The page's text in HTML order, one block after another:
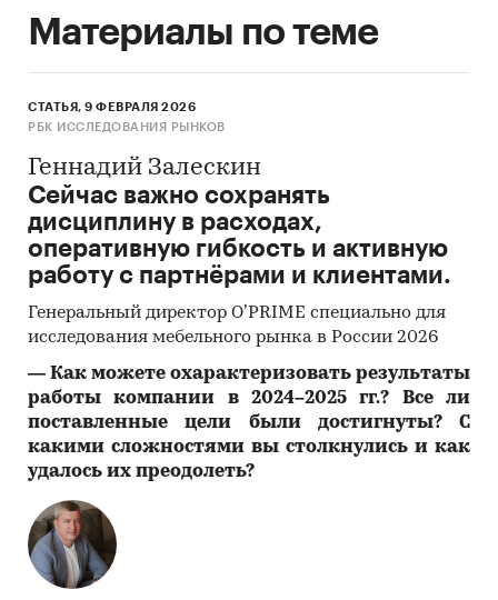
Материалы по теме
СТАТЬЯ, 9 ФЕВРАЛЯ 2026
РБК ИССЛЕДОВАНИЯ РЫНКОВ
Геннадий Залескин
Сейчас важно сохранять
дисциплину в расходах,
оперативную гибкость и активную
работу с партнёрами и клиентами.
Генеральный директор O’PRIME специально для
исследования мебельного рынка в России 2026
― Как можете охарактеризовать результаты
работы компании в 2024–2025 гг.? Все ли
поставленные цели были достигнуты? С
какими сложностями вы столкнулись и как
удалось их преодолеть?